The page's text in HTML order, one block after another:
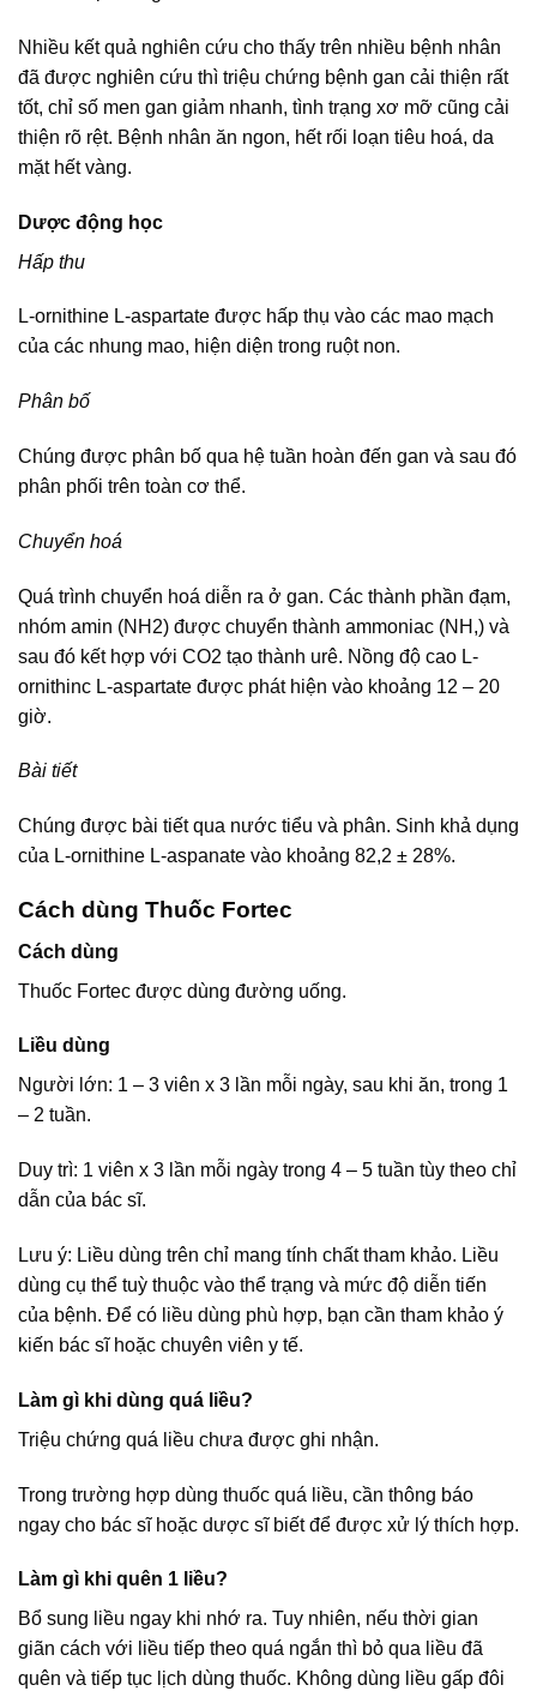
Nhiều kết quả nghiên cứu cho thấy trên nhiều bệnh nhân
đã được nghiên cứu thì triệu chứng bệnh gan cải thiện rất
tốt, chỉ số men gan giảm nhanh, tình trạng xơ mỡ cũng cải
thiện rõ rệt. Bệnh nhân ăn ngon, hết rối loạn tiêu hoá, da
mặt hết vàng.
Dược động học
Hấp thu
L-ornithine L-aspartate được hấp thụ vào các mao mạch
của các nhung mao, hiện diện trong ruột non.
Phân bố
Chúng được phân bố qua hệ tuần hoàn đến gan và sau đó
phân phối trên toàn cơ thể.
Chuyển hoá
Quá trình chuyển hoá diễn ra ở gan. Các thành phần đạm,
nhóm amin (NH2) được chuyển thành ammoniac (NH,) và
sau đó kết hợp với CO2 tạo thành urê. Nồng độ cao L-
ornithinc L-aspartate được phát hiện vào khoảng 12 – 20
giờ.
Bài tiết
Chúng được bài tiết qua nước tiểu và phân. Sinh khả dụng
của L-ornithine L-aspanate vào khoảng 82,2 ± 28%.
Cách dùng Thuốc Fortec
Cách dùng
Thuốc Fortec được dùng đường uống.
Liều dùng
Người lớn: 1 – 3 viên x 3 lần mỗi ngày, sau khi ăn, trong 1
– 2 tuần.
Duy trì: 1 viên x 3 lần mỗi ngày trong 4 – 5 tuần tùy theo chỉ
dẫn của bác sĩ.
Lưu ý: Liều dùng trên chỉ mang tính chất tham khảo. Liều
dùng cụ thể tuỳ thuộc vào thể trạng và mức độ diễn tiến
của bệnh. Để có liều dùng phù hợp, bạn cần tham khảo ý
kiến bác sĩ hoặc chuyên viên y tế.
Làm gì khi dùng quá liều?
Triệu chứng quá liều chưa được ghi nhận.
Trong trường hợp dùng thuốc quá liều, cần thông báo
ngay cho bác sĩ hoặc dược sĩ biết để được xử lý thích hợp.
Làm gì khi quên 1 liều?
Bổ sung liều ngay khi nhớ ra. Tuy nhiên, nếu thời gian
giãn cách với liều tiếp theo quá ngắn thì bỏ qua liều đã
quên và tiếp tục lịch dùng thuốc. Không dùng liều gấp đôi